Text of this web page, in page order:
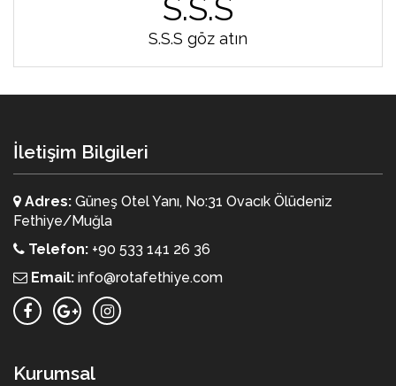
S.S.S
S.S.S göz atın
İletişim Bilgileri
Adres: Güneş Otel Yanı, No:31 Ovacık Ölüdeniz
Fethiye/Muğla
Telefon: +90 533 141 26 36
Email: info@rotafethiye.com
Kurumsal